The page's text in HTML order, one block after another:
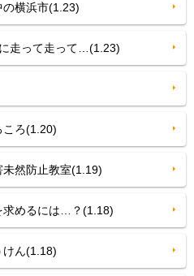
横浜市(1.23)
走って走って…(1.23)
ろ(1.20)
然防止教室(1.19)
めるには…？(1.18)
ん(1.18)